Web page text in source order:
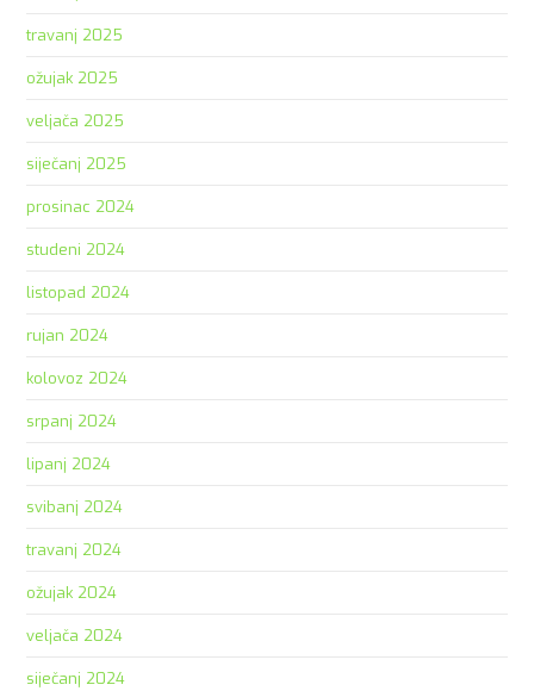
travanj 2025
ožujak 2025
veljača 2025
siječanj 2025
prosinac 2024
studeni 2024
listopad 2024
rujan 2024
kolovoz 2024
srpanj 2024
lipanj 2024
svibanj 2024
travanj 2024
ožujak 2024
veljača 2024
siječanj 2024